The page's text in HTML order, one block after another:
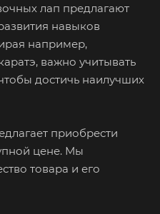
лап предлагают
навыков
например,
важно учитывать
достичь наилучших
приобрести
цене. Мы
товара и его